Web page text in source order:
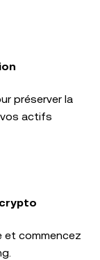
préserver la
actifs
commencez